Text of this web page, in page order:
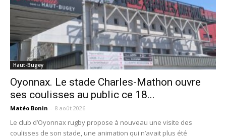
Haut-Bugey
Oyonnax. Le stade Charles-Mathon ouvre
ses coulisses au public ce 18...
Matéo Bonin - 8 août 2026
Le club d’Oyonnax rugby propose à nouveau une visite des
coulisses de son stade, une animation qui n’avait plus été